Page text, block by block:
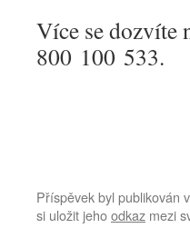
Více se dozvíte
800 100 533.
Příspěvek byl publikován
si uložit jehoodkaz mezi